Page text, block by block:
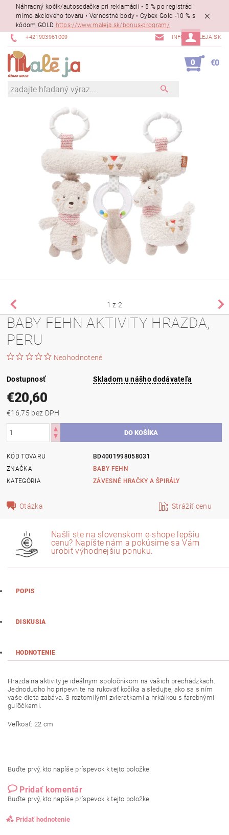
Náhradný kočík/autosedačka pri reklamácii • 5 % po registrácii
mimo akciového tovaru • Vernostné body • Cybex Gold -10 % s
kódom GOLD https://www.maleja.sk/bonus-program/
+421903961009 INFO@MALEJA.SK
0 €0
1 z 2
BABY FEHN AKTIVITY HRAZDA,
PERU
Neohodnotené
Dostupnosť Skladom u nášho dodávateľa
€20,60
€16,75 bez DPH
KÓD TOVARU
BD4001998058031
ZNAČKA
BABY FEHN
KATEGÓRIA
ZÁVESNÉ HRAČKY A ŠPIRÁLY
Otázka Strážiť cenu
Našli ste na slovenskom e-shope lepšiu
cenu? Napíšte nám a pokúsime sa Vám
urobiť výhodnejšiu ponuku.
POPIS
DISKUSIA
HODNOTENIE
Hrazda na aktivity je ideálnym spoločníkom na vašich prechádzkach.
Jednoducho ho pripevnite na rukoväť kočíka a sledujte, ako sa s ním
vaše dieťa zabáva. S roztomilými zvieratkami a hrkálkou s farebnými
guľôčkami.
Veľkosť: 22 cm
Buďte prvý, kto napíše príspevok k tejto položke.
Pridať komentár
Buďte prvý, kto napíše príspevok k tejto položke.
Pridať hodnotenie